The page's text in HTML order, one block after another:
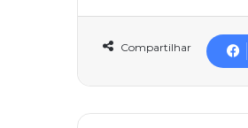
Compartilhar